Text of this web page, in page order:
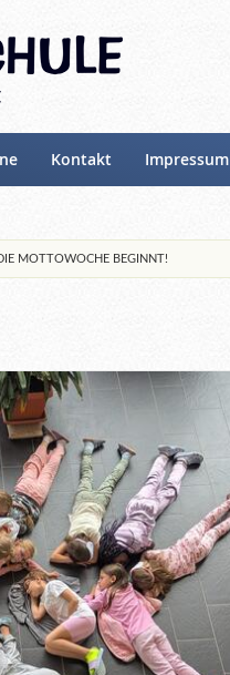
Kontakt Impressum
MOTTOWOCHE BEGINNT!